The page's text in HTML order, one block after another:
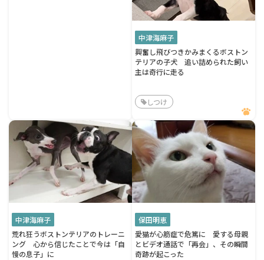
中津海麻子
興奮し飛びつきかみまくるボストン
テリアの子犬 追い詰められた飼い
主は奇行に走る
しつけ
中津海麻子
荒れ狂うボストンテリアのトレーニ
ング 心から信じたことで今は「自
慢の息子」に
保田明恵
愛猫が心筋症で危篤に 愛する母親
とビデオ通話で「再会」、その瞬間
奇跡が起こった